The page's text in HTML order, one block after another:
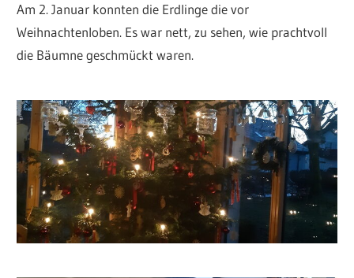
Am 2. Januar konnten die Erdlinge die vor
Weihnachtenloben. Es war nett, zu sehen, wie prachtvoll
die Bäumne geschmückt waren.